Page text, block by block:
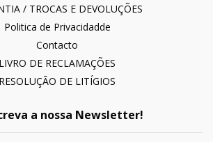
/ TROCAS E DEVOLUÇÕES
Politica de Privacidadde
Contacto
LIVRO DE RECLAMAÇÕES
RESOLUÇÃO DE LITÍGIOS
a nossa Newsletter!